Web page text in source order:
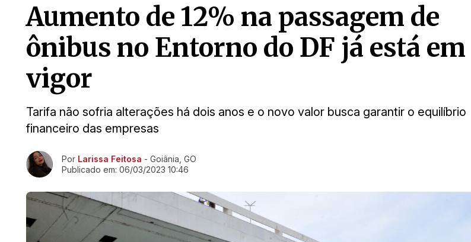
Aumento de 12% na passagem de
ônibus no Entorno do DF já está em
vigor
Tarifa não sofria alterações há dois anos e o novo valor busca garantir o equilíbrio
financeiro das empresas
Ir direto pra matéria
Por Larissa Feitosa - Goiânia, GO
Publicado em: 06/03/2023 10:46